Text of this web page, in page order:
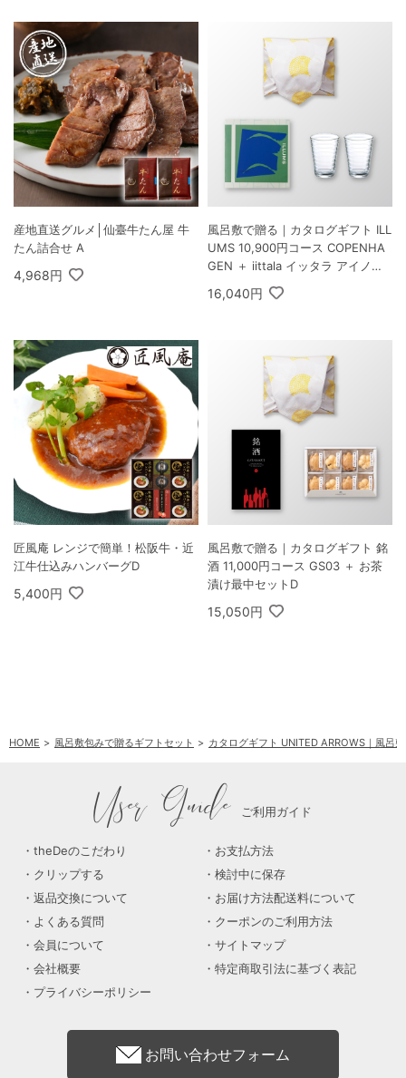
産地直送グルメ│仙臺牛たん屋 牛
たん詰合せ A
4,968円
風呂敷で贈る｜カタログギフト ILL
UMS 10,900円コース COPENHA
GEN ＋ iittala イッタラ アイノ・
アアルト ハイボール ペア クリア
16,040円
匠風庵 レンジで簡単！松阪牛・近
江牛仕込みハンバーグD
5,400円
風呂敷で贈る｜カタログギフト 銘
酒 11,000円コース GS03 ＋ お茶
漬け最中セットD
15,050円
HOME 風呂敷包みで贈るギフトセット カタログギフト UNITED ARROWS｜風呂
User Guide ご利用ガイド
theDeのこだわり
お支払方法
クリップする
検討中に保存
返品交換について
お届け方法配送料について
よくある質問
クーポンのご利用方法
会員について
サイトマップ
会社概要
特定商取引法に基づく表記
プライバシーポリシー
お問い合わせフォーム